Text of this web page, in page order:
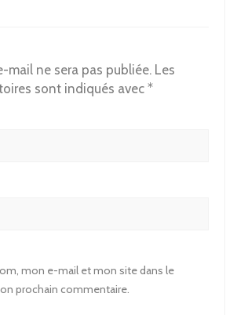
mail ne sera pas publiée. Les
sont indiqués avec *
mon e-mail et mon site dans le
prochain commentaire.